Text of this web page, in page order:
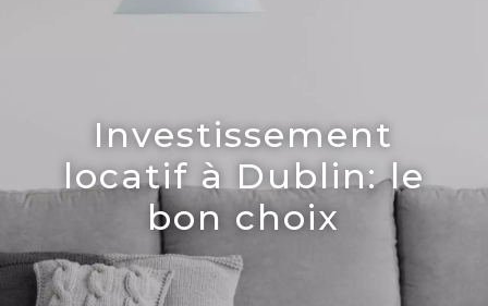
Investissement
locatif à Dublin: le
bon choix